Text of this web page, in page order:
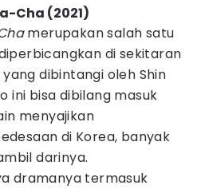
Cha (2021)
merupakan salah satu
di sekitaran
dibintangi oleh Shin
ini bisa dibilang masuk
menyajikan
di Korea, banyak
darinya.
dramanya termasuk